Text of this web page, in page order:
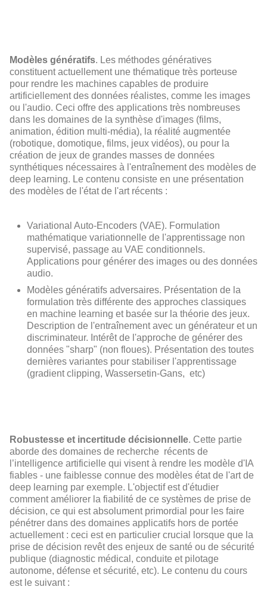
Modèles génératifs. Les méthodes génératives
constituent actuellement une thématique très porteuse
pour rendre les machines capables de produire
artificiellement des données réalistes, comme les images
ou l'audio. Ceci offre des applications très nombreuses
dans les domaines de la synthèse d'images (films,
animation, édition multi-média), la réalité augmentée
(robotique, domotique, films, jeux vidéos), ou pour la
création de jeux de grandes masses de données
synthétiques nécessaires à l'entraînement des modèles de
deep learning. Le contenu consiste en une présentation
des modèles de l'état de l'art récents :
Variational Auto-Encoders (VAE). Formulation
mathématique variationnelle de l'apprentissage non
supervisé, passage au VAE conditionnels.
Applications pour générer des images ou des données
audio.
Modèles génératifs adversaires. Présentation de la
formulation très différente des approches classiques
en machine learning et basée sur la théorie des jeux.
Description de l'entraînement avec un générateur et un
discriminateur. Intérêt de l'approche de générer des
données "sharp" (non floues). Présentation des toutes
dernières variantes pour stabiliser l'apprentissage
(gradient clipping, Wassersetin-Gans, etc)
Robustesse et incertitude décisionnelle. Cette partie
aborde des domaines de recherche récents de
l’intelligence artificielle qui visent à rendre les modèle d'IA
fiables - une faiblesse connue des modèles état de l'art de
deep learning par exemple. L'objectif est d'étudier
comment améliorer la fiabilité de ce systèmes de prise de
décision, ce qui est absolument primordial pour les faire
pénétrer dans des domaines applicatifs hors de portée
actuellement : ceci est en particulier crucial lorsque que la
prise de décision revêt des enjeux de santé ou de sécurité
publique (diagnostic médical, conduite et pilotage
autonome, défense et sécurité, etc). Le contenu du cours
est le suivant :